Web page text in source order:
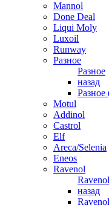
Mannol
Done Deal
Liqui Moly
Luxoil
Runway
Разное
Разное
назад
Motul
Addinol
Castrol
Elf
Areca/Selenia
Eneos
Ravenol
Ravenol
назад